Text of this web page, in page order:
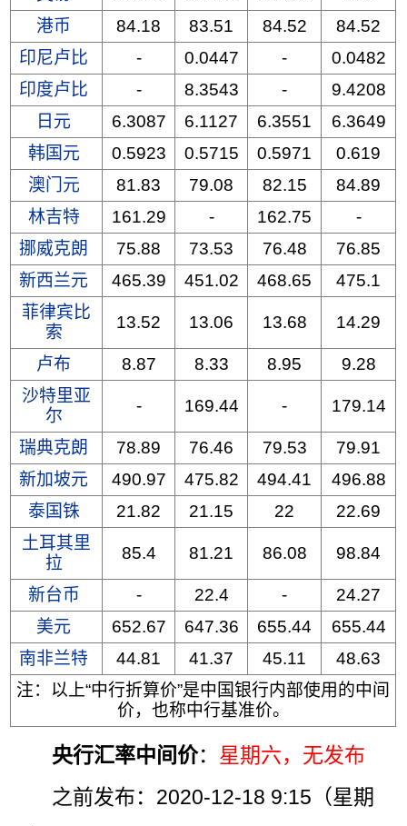
港币
84.18 83.51 84.52
84.52
印尼卢比
- 0.0447 -
0.0482
印度卢比
- 8.3543 -
9.4208
日元
6.3087 6.1127 6.3551
6.3649
韩国元
0.5923 0.5715 0.5971
0.619
澳门元
81.83 79.08 82.15
84.89
林吉特
161.29 - 162.75
-
挪威克朗
75.88 73.53 76.48
76.85
新西兰元
465.39 451.02 468.65
475.1
菲律宾比
索
13.52 13.06 13.68 14.29
卢布 8.87 8.33 8.95
9.28
沙特里亚
尔
- 169.44 - 179.14
瑞典克朗 78.89 76.46 79.53
79.91
新加坡元
490.97 475.82 494.41
496.88
泰国铢
21.82 21.15 22
22.69
土耳其里
拉
85.4 81.21 86.08 98.84
新台币 - 22.4 -
24.27
美元
652.67 647.36 655.44
655.44
南非兰特
44.81 41.37 45.11
48.63
注：以上“中行折算价”是中国银行内部使用的中间
价，也称中行基准价。
央行汇率中间价： 星期六，无发布
之前发布：2020-12-18 9:15（星期